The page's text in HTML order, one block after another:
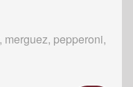
pepperoni,